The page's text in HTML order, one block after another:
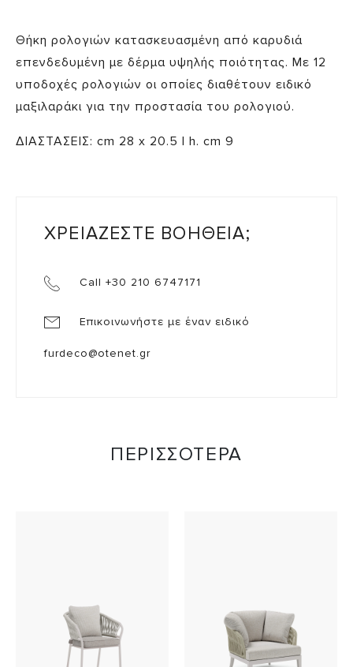
Θήκη ρολογιών κατασκευασμένη από καρυδιά
επενδεδυμένη με δέρμα υψηλής ποιότητας. Με 12
υποδοχές ρολογιών οι οποίες διαθέτουν ειδικό
μαξιλαράκι για την προστασία του ρολογιού.
ΔΙΑΣΤΑΣΕΙΣ: cm 28 x 20.5 | h. cm 9
ΧΡΕΙΑΖΕΣΤΕ ΒΟΗΘΕΙΑ;
Call +30 210 6747171
Επικοινωνήστε με έναν ειδικό
furdeco@otenet.gr
ΠΕΡΙΣΣΟΤΕΡΑ